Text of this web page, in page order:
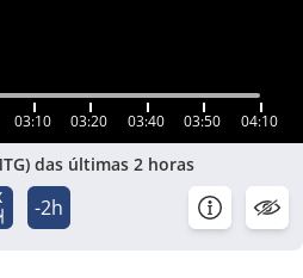
03:10 03:20 03:40 03:50 04:10
das últimas 2 horas
-2h